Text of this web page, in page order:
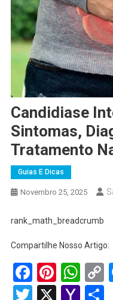
Candidiase
Sintomas,
Tratamento
Guias E Dicas
Novembro 25, 2025
rank_math_breadcrumb
Compartilhe Nosso Artigo:
Facebook
Twitter
X